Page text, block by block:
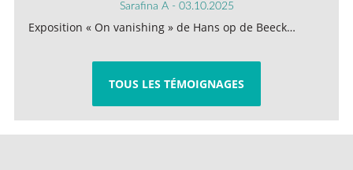
Sarafina A - 03.10.2025
Exposition « On vanishing » de Hans op de Beeck…
TOUS LES TÉMOIGNAGES